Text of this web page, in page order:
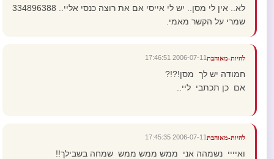
לא.. אין לי מסן.. יש לי אייסי אם את רוצה כנסי אליי.. 334896388
שמרי על הקשר מאמי.
להיות-מאוהבת2006-07-11 17:46:51
חמודה יש לך מסן!?!?
אם כן תכתבי ליי..
להיות-מאוהבת2006-07-11 17:45:35
ואיייי נשמהה אני ממש ממש ממש שמחה בשבילך!!